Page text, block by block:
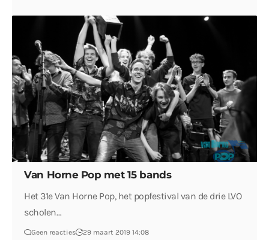
Van Horne Pop met 15 bands
Het 31e Van Horne Pop, het popfestival van de drie LVO
scholen…
Geen reacties 29 maart 2019 14:08